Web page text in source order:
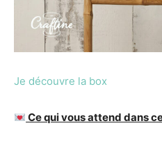
Je découvre la box
Ce qui vous attend dans